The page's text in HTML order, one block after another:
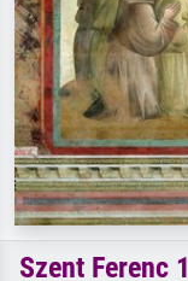
Szent Ferenc